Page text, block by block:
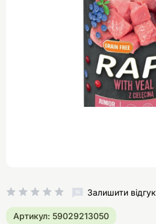
Залишити відгук
Артикул: 59029213050